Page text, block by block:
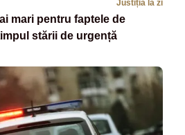
Justiția la zi
mari pentru faptele de
stării de urgență